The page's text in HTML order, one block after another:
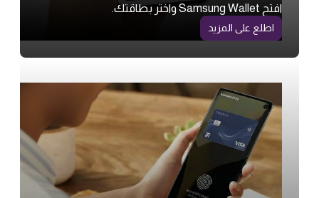
افتح Samsung Wallet واختر بطاقتك.
اطلع على المزيد